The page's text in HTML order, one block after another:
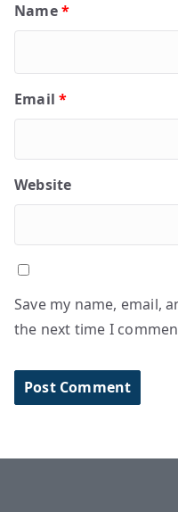
Name*
Email*
Website
Save my name, email,
the next time I